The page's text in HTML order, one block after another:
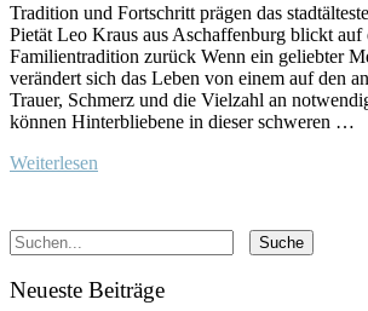
Tradition und Fortschritt prägen das
Pietät Leo Kraus aus Aschaffenburg blickt auf
Familientradition zurück Wenn ein geliebter
verändert sich das Leben von einem auf den
Trauer, Schmerz und die Vielzahl an
können Hinterbliebene in dieser schweren …
Weiterlesen
Neueste Beiträge